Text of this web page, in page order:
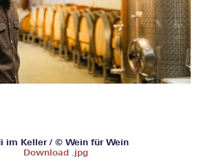
im Keller / © Wein für Wein
Download .jpg